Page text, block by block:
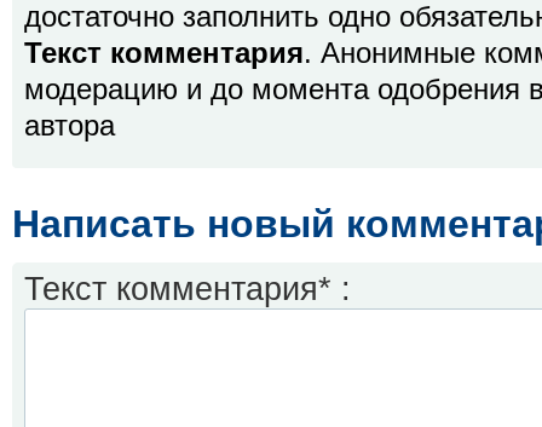
достаточно заполнить одно
Текст комментария. Анонимные
модерацию и до момента одобрения
автора
Написать новый
Текст комментария* :